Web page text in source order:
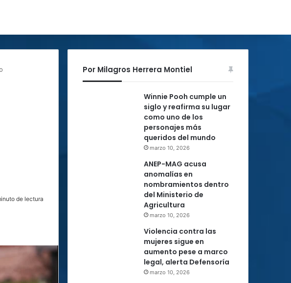
de lectura
Por Milagros Herrera Montiel
Winnie Pooh cumple un
siglo y reafirma su lugar
como uno de los
personajes más
queridos del mundo
marzo 10, 2026
ANEP-MAG acusa
anomalías en
nombramientos dentro
del Ministerio de
Agricultura
marzo 10, 2026
Violencia contra las
mujeres sigue en
aumento pese a marco
legal, alerta Defensoría
marzo 10, 2026